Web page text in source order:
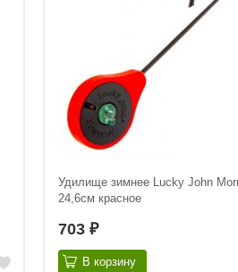
Удилище зимнее Lucky John
24,6см красное
703 ₽
В корзину